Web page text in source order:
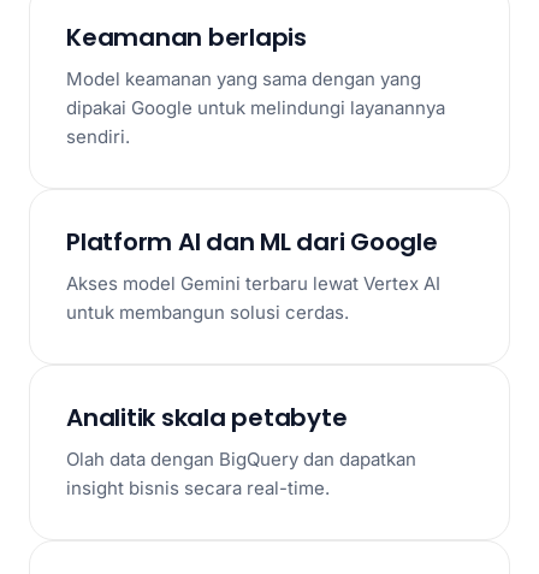
Keamanan berlapis
Model keamanan yang sama dengan yang
dipakai Google untuk melindungi layanannya
sendiri.
Platform AI dan ML dari Google
Akses model Gemini terbaru lewat Vertex AI
untuk membangun solusi cerdas.
Analitik skala petabyte
Olah data dengan BigQuery dan dapatkan
insight bisnis secara real-time.